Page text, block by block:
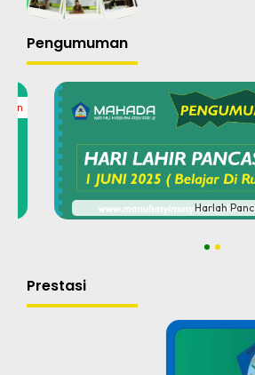
Pengumuman
#
Harlah Pancasila
Prestasi